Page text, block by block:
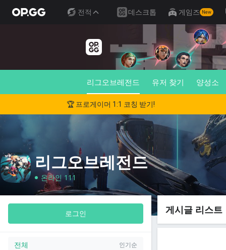
전적 데스크톱 게임즈 New
리그오브레전드 유저 찾기 양성소
🏆 프로게이머 1:1 코칭 받기!
리그오브레전드
온라인 111
로그인
전체 인기순
게시글 리스트